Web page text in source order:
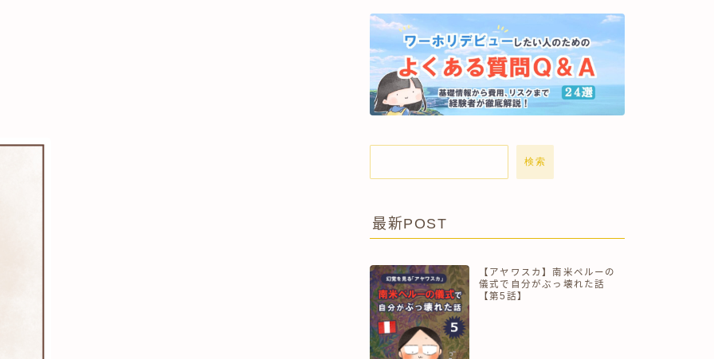
検索
最新POST
【アヤワスカ】南米ペルーの
儀式で自分がぶっ壊れた話
【第5話】